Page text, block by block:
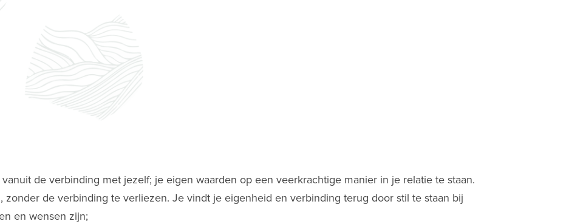
de verbinding met jezelf; je eigen waarden op een veerkrachtige manier in je relatie te staan.
de verbinding te verliezen. Je vindt je eigenheid en verbinding terug door stil te staan bij
en wensen zijn;